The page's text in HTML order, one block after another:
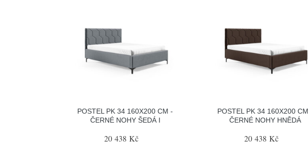
POSTEL PK 34 160X200 CM -
ČERNÉ NOHY ŠEDÁ I
20 438 Kč
POSTEL PK 34 160X200
ČERNÉ NOHY HNĚDÁ
20 438 Kč